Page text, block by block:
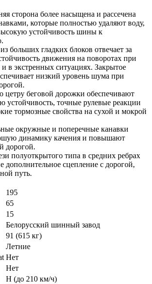
сторона более насыщена и рассечена
которые полностью удаляют воду,
устойчивость шины к
больших гладких блоков отвечает за
движения на поворотах при
в экстренных ситуациях. Закрытое
низкий уровень шума при
цетру беговой дорожки обеспечивают
устойчивость, точные рулевые реакции
тормозные свойства на сухой и мокрой
окружные и поперечные канавки
динамику качения и повышают
дорогой.
полуоткрытого типа в средних ребрах
дополнительное сцепление с дорогой,
путь.
195
65
15
Белорусский шинный завод
91 (615 кг)
Летние
Нет
Нет
H (до 210 км/ч)